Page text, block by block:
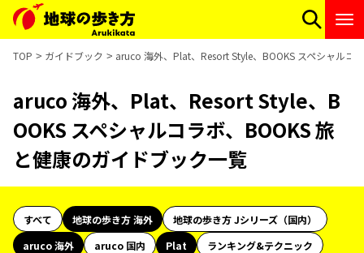
TOP ガイドブック aruco 海外、Plat、Resort Style、BOOKS スペシャルコ
aruco 海外、Plat、Resort Style、B
OOKS スペシャルコラボ、BOOKS 旅
と健康のガイドブック一覧
すべて 地球の歩き方 海外
地球の歩き方 Jシリーズ（国内）
aruco 海外
aruco 国内 Plat
ランキング&テクニック